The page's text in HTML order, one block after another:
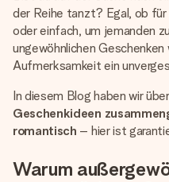
Montag - Freitag : 8:30 -
Samstag - Sonntag : 8:30
der Reihe tanzt? Egal, ob
oder einfach, um jemanden
ungewöhnlichen Geschenken
Aufmerksamkeit ein
In diesem Blog haben wir über
Geschenkideen
romantisch – hier ist
Warum